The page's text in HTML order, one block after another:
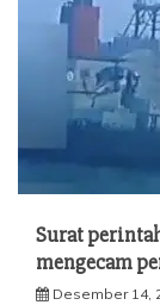
Surat
mengecam
Desember 14,